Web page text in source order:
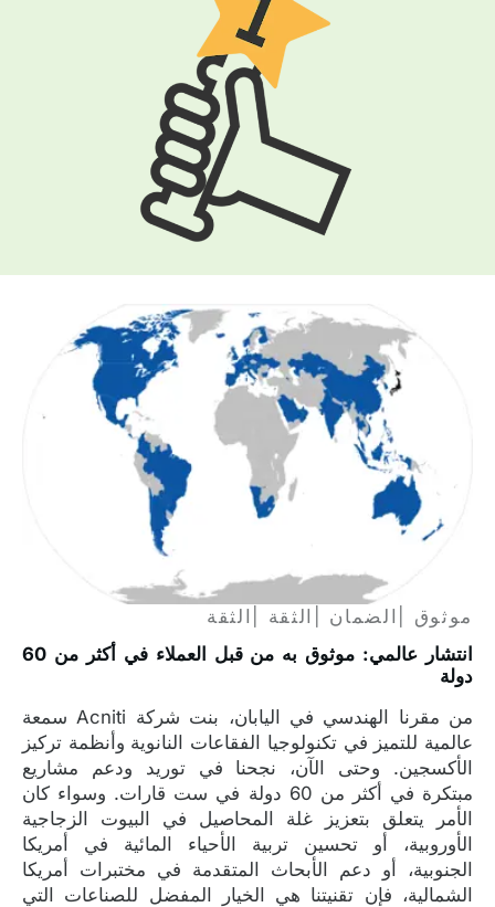
موثوق |الضمان |الثقة |الثقة
انتشار عالمي: موثوق به من قبل العملاء في أكثر من 60
دولة
من مقرنا الهندسي في اليابان، بنت شركة Acniti سمعة
عالمية للتميز في تكنولوجيا الفقاعات النانوية وأنظمة تركيز
الأكسجين. وحتى الآن، نجحنا في توريد ودعم مشاريع
مبتكرة في أكثر من 60 دولة في ست قارات. وسواء كان
الأمر يتعلق بتعزيز غلة المحاصيل في البيوت الزجاجية
الأوروبية، أو تحسين تربية الأحياء المائية في أمريكا
الجنوبية، أو دعم الأبحاث المتقدمة في مختبرات أمريكا
الشمالية، فإن تقنيتنا هي الخيار المفضل للصناعات التي